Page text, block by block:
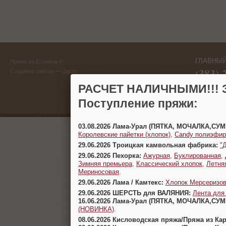
Пряжа на Есенина ©
Создание сайтов — 1gt.ru (383)
г.
РАСЧЕТ НАЛИЧНЫМИ!!!
Поступление пряжи:
03.08.2026 Лама-Урал (ПЯТКА,
Королевские пайетки (хлопок) Candy
29.06.2026 Троицкая камвольная фабрика:
29.06.2026 Пехорка: Ажурная Буклированная
Зимняя премьера
Классический хлопок
Мериносовая
29.06.2026 Лама / Камтекс: Хлопок
29.06.2026 ШЕРСТЬ для ВАЛЯНИЯ: Лента для
16.06.2026 Лама-Урал (ПЯТКА,
(НОВИНКА)
08.06.2026 Кисловодская пряжа/Пряжа из